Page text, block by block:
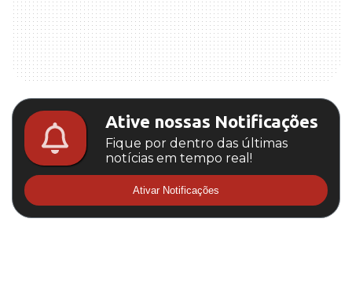
Ative nossas Notificações
Fique por dentro das últimas
notícias em tempo real!
Ativar Notificações